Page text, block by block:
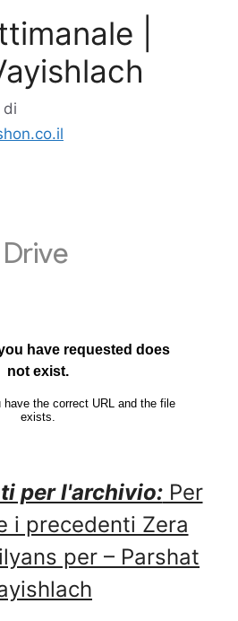
|
di
per l'archivio:Per
i precedenti Zera
per – Parshat